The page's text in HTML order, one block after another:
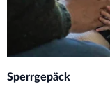
Sperrgepäck